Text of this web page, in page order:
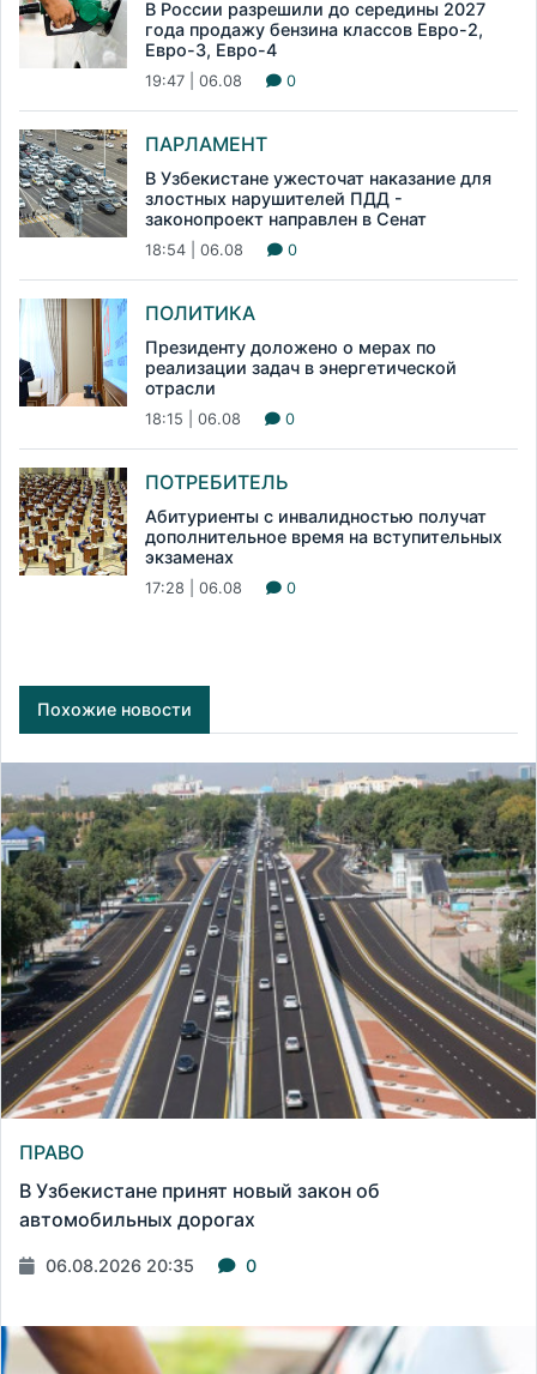
В России разрешили до середины 2027
года продажу бензина классов Евро-2,
Евро-3, Евро-4
19:47 | 06.08 0
ПАРЛАМЕНТ
В Узбекистане ужесточат наказание для
злостных нарушителей ПДД -
законопроект направлен в Сенат
18:54 | 06.08 0
ПОЛИТИКА
Президенту доложено о мерах по
реализации задач в энергетической
отрасли
18:15 | 06.08 0
ПОТРЕБИТЕЛЬ
Абитуриенты с инвалидностью получат
дополнительное время на вступительных
экзаменах
17:28 | 06.08 0
Похожие новости
ПРАВО
В Узбекистане принят новый закон об
автомобильных дорогах
06.08.2026 20:35 0